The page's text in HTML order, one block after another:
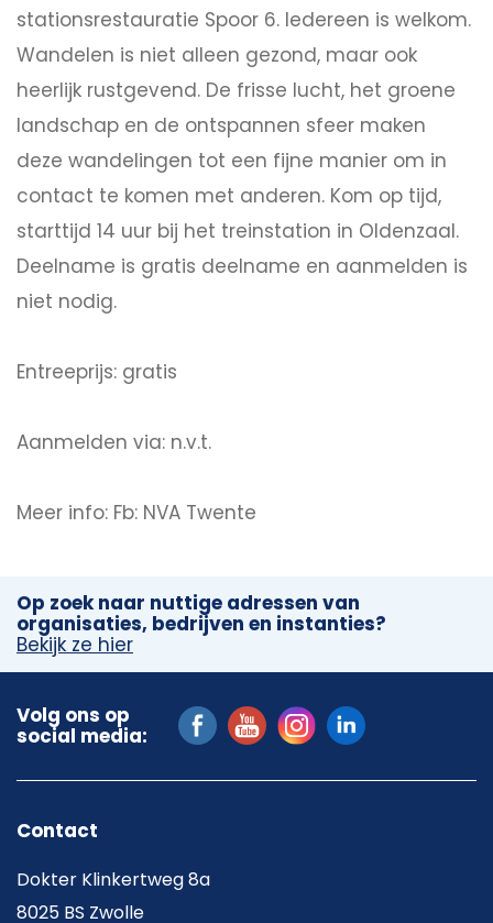
stationsrestauratie Spoor 6. Iedereen is welkom.
Wandelen is niet alleen gezond, maar ook
heerlijk rustgevend. De frisse lucht, het groene
landschap en de ontspannen sfeer maken
deze wandelingen tot een fijne manier om in
contact te komen met anderen. Kom op tijd,
starttijd 14 uur bij het treinstation in Oldenzaal.
Deelname is gratis deelname en aanmelden is
niet nodig.
Entreeprijs: gratis
Aanmelden via: n.v.t.
Meer info: Fb: NVA Twente
Op zoek naar nuttige adressen van
organisaties, bedrijven en instanties?
Bekijk ze hier
Volg ons op
social media:
Contact
Dokter Klinkertweg 8a
8025 BS Zwolle